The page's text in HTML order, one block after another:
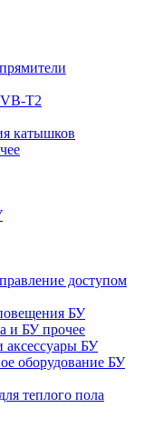
T2
катышков
доступом
БУ
и БУ прочее
аксессуары БУ
оборудование БУ
теплого пола